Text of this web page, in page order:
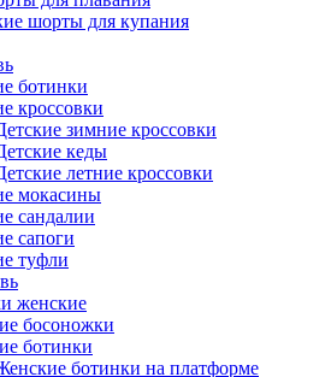
шорты для купания
ботинки
кроссовки
зимние кроссовки
кеды
летние кроссовки
мокасины
сандалии
сапоги
туфли
женские
босоножки
ботинки
ботинки на платформе